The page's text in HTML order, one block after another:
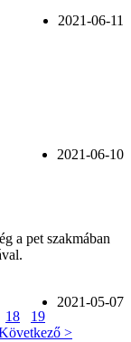
2021-06-11
2021-06-10
a pet szakmában
2021-05-07
18
19
>